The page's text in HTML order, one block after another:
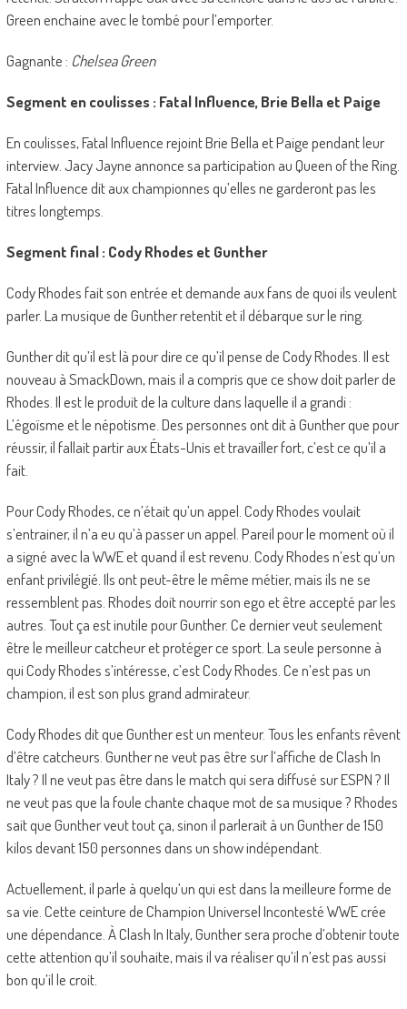
Green enchaine avec le tombé pour l’emporter.
Gagnante : Chelsea Green
Segment en coulisses : Fatal Influence, Brie Bella et Paige
En coulisses, Fatal Influence rejoint Brie Bella et Paige pendant leur
interview. Jacy Jayne annonce sa participation au Queen of the Ring.
Fatal Influence dit aux championnes qu’elles ne garderont pas les
titres longtemps.
Segment final : Cody Rhodes et Gunther
Cody Rhodes fait son entrée et demande aux fans de quoi ils veulent
parler. La musique de Gunther retentit et il débarque sur le ring.
Gunther dit qu’il est là pour dire ce qu’il pense de Cody Rhodes. Il est
nouveau à SmackDown, mais il a compris que ce show doit parler de
Rhodes. Il est le produit de la culture dans laquelle il a grandi :
L’égoïsme et le népotisme. Des personnes ont dit à Gunther que pour
réussir, il fallait partir aux États-Unis et travailler fort, c’est ce qu’il a
fait.
Pour Cody Rhodes, ce n’était qu’un appel. Cody Rhodes voulait
s’entrainer, il n’a eu qu’à passer un appel. Pareil pour le moment où il
a signé avec la WWE et quand il est revenu. Cody Rhodes n’est qu’un
enfant privilégié. Ils ont peut-être le même métier, mais ils ne se
ressemblent pas. Rhodes doit nourrir son ego et être accepté par les
autres. Tout ça est inutile pour Gunther. Ce dernier veut seulement
être le meilleur catcheur et protéger ce sport. La seule personne à
qui Cody Rhodes s’intéresse, c’est Cody Rhodes. Ce n’est pas un
champion, il est son plus grand admirateur.
Cody Rhodes dit que Gunther est un menteur. Tous les enfants rêvent
d’être catcheurs. Gunther ne veut pas être sur l’affiche de Clash In
Italy ? Il ne veut pas être dans le match qui sera diffusé sur ESPN ? Il
ne veut pas que la foule chante chaque mot de sa musique ? Rhodes
sait que Gunther veut tout ça, sinon il parlerait à un Gunther de 150
kilos devant 150 personnes dans un show indépendant.
Actuellement, il parle à quelqu’un qui est dans la meilleure forme de
sa vie. Cette ceinture de Champion Universel Incontesté WWE crée
une dépendance. À Clash In Italy, Gunther sera proche d’obtenir toute
cette attention qu’il souhaite, mais il va réaliser qu’il n’est pas aussi
bon qu’il le croit.